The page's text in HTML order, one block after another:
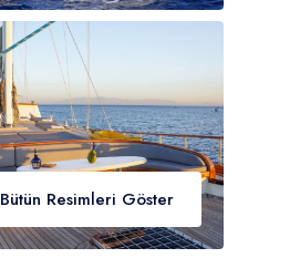
Bütün Resimleri Göster